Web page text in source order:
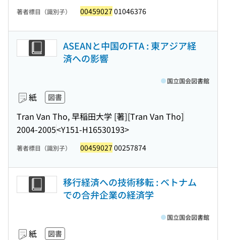
著者標目（識別子） 00459027 01046376
ASEANと中国のFTA : 東アジア経
済への影響
紙 図書
Tran Van Tho, 早稲田大学 [著][Tran Van Tho]
2004-2005<Y151-H16530193>
国立国会図書館
著者標目（識別子） 00459027 00257874
移行経済への技術移転 : ベトナム
での合弁企業の経済学
紙 図書
国立国会図書館